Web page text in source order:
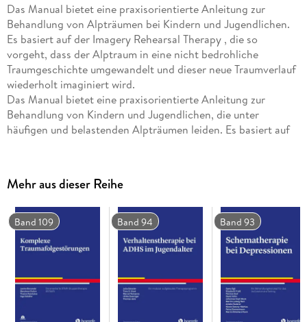
Das Manual bietet eine praxisorientierte Anleitung zur
Behandlung von Alpträumen bei Kindern und Jugendlichen.
Es basiert auf der Imagery Rehearsal Therapy , die so
vorgeht, dass der Alptraum in eine nicht bedrohliche
Traumgeschichte umgewandelt und dieser neue Traumverlauf
wiederholt imaginiert wird.
Das Manual bietet eine praxisorientierte Anleitung zur
Behandlung von Kindern und Jugendlichen, die unter
häufigen und belastenden Alpträumen leiden. Es basiert auf
nachweislich zu einem deutlichen Rückgang der Häufigkeit
und der Belastung durch Alpträume führt. Wesentliches
Element dieses Therapieansatzes ist die Modifikation des
Alptraums in eine nicht bedrohliche Traumgeschichte und die
wiederholte Imagination dieses neuen Traumverlaufs.
Die Alptraumtherapie umfasst eine Diagnostiksitzung und
acht einstündige Therapiesitzungen im Einzelsetting mit den
Elementen Edukation, Alptraumrekonstruktion, Entspannung,
Mehr aus dieser Reihe
Band 109 Band 94 Band 93